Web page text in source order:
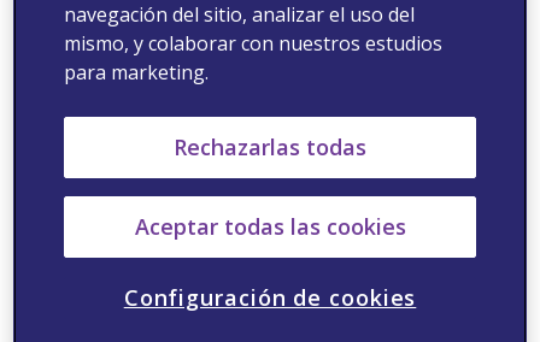
En Viatris, su trayectoria está enfocada en el
mercado europeo, así como en la estrategia
autoridades para asegurar que los pacientes
medicamentos de alta calidad a precios
competitivos.
Javier Anitua es Licenciado en Ciencias
Económicas y Empresariales por la
navegación del sitio, analizar el uso del
mismo, y colaborar con nuestros estudios
para marketing.
Rechazarlas todas
Aceptar todas las cookies
Configuración de cookies